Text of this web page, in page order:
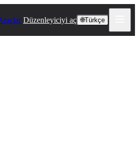
Düzenleyiciyi aç 🌐Türkçe